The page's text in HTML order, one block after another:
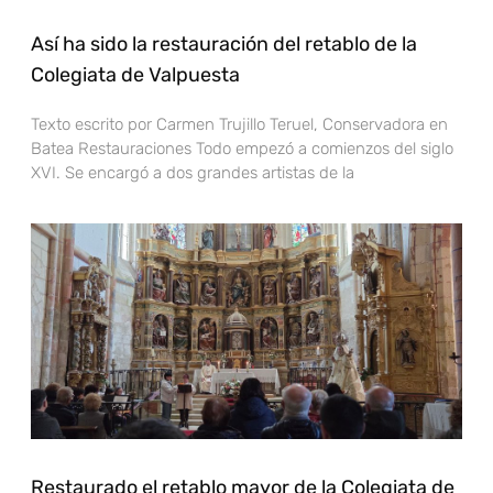
Así ha sido la restauración del retablo de la
Colegiata de Valpuesta
Texto escrito por Carmen Trujillo Teruel, Conservadora en
Batea Restauraciones Todo empezó a comienzos del siglo
XVI. Se encargó a dos grandes artistas de la
Restaurado el retablo mayor de la Colegiata de